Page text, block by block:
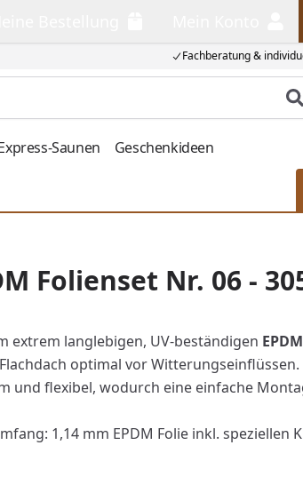
Fachberatung &
Saunen Geschenkideen
Folienset Nr. 06 -
extrem langlebigen, UV-beständigen
optimal vor
und flexibel, wodurch eine einfache
1,14 mm EPDM Folie inkl. speziellen